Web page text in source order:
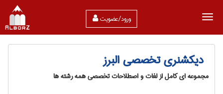
ورود/عضویت
دیکشنری تخصصی البرز
مجموعه ای کامل از لغات و اصطلاحات تخصصی همه رشته ها